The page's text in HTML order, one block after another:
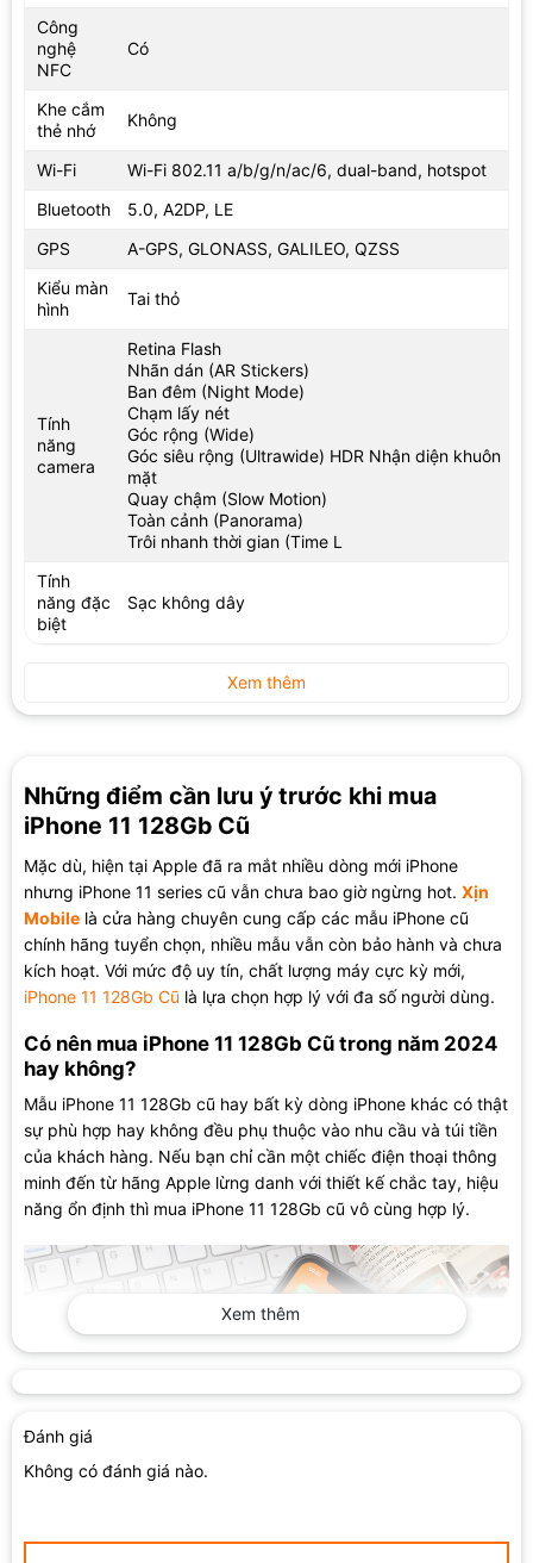
Những điểm cần lưu ý trước khi mua
iPhone 11 128Gb Cũ
Mặc dù, hiện tại Apple đã ra mắt nhiều dòng mới iPhone
nhưng iPhone 11 series cũ vẫn chưa bao giờ ngừng hot. Xịn
Mobilelà cửa hàng chuyên cung cấp các mẫu iPhone cũ
chính hãng tuyển chọn, nhiều mẫu vẫn còn bảo hành và chưa
kích hoạt. Với mức độ uy tín, chất lượng máy cực kỳ mới,
iPhone 11 128Gb Cũ là lựa chọn hợp lý với đa số người dùng.
Có nên mua iPhone 11 128Gb Cũ trong năm 2024
hay không?
Mẫu iPhone 11 128Gb cũ hay bất kỳ dòng iPhone khác có thật
sự phù hợp hay không đều phụ thuộc vào nhu cầu và túi tiền
của khách hàng. Nếu bạn chỉ cần một chiếc điện thoại thông
minh đến từ hãng Apple lừng danh với thiết kế chắc tay, hiệu
năng ổn định thì mua iPhone 11 128Gb cũ vô cùng hợp lý.
Xem thêm
Đánh giá
Không có đánh giá nào.
Công
nghệ
NFC
Có
Khe cắm
thẻ nhớ
Không
Wi-Fi
Wi-Fi 802.11 a/b/g/n/ac/6, dual-band, hotspot
Bluetooth
5.0, A2DP, LE
GPS
A-GPS, GLONASS, GALILEO, QZSS
Kiểu màn
hình
Tai thỏ
Tính
năng
camera
Retina Flash
Nhãn dán (AR Stickers)
Ban đêm (Night Mode)
Chạm lấy nét
Góc rộng (Wide)
Góc siêu rộng (Ultrawide) HDR Nhận diện khuôn
mặt
Quay chậm (Slow Motion)
Toàn cảnh (Panorama)
Trôi nhanh thời gian (Time L
Tính
năng đặc
biệt
Sạc không dây
Xem thêm